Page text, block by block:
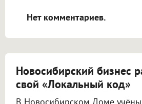
Нет комментариев.
Новосибирский бизнес
свой «Локальный код»